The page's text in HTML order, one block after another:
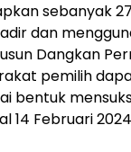
sebanyak
dan
Dangkan
pemilih
bentuk
14 Februari